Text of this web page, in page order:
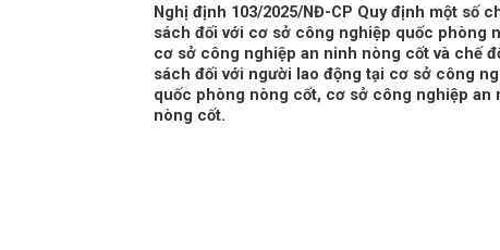
Nghị định 103/2025/NĐ-CP Quy định một số
sách đối với cơ sở công nghiệp quốc phòng
cơ sở công nghiệp an ninh nòng cốt và chế
sách đối với người lao động tại cơ sở công
quốc phòng nòng cốt, cơ sở công nghiệp an
nòng cốt.